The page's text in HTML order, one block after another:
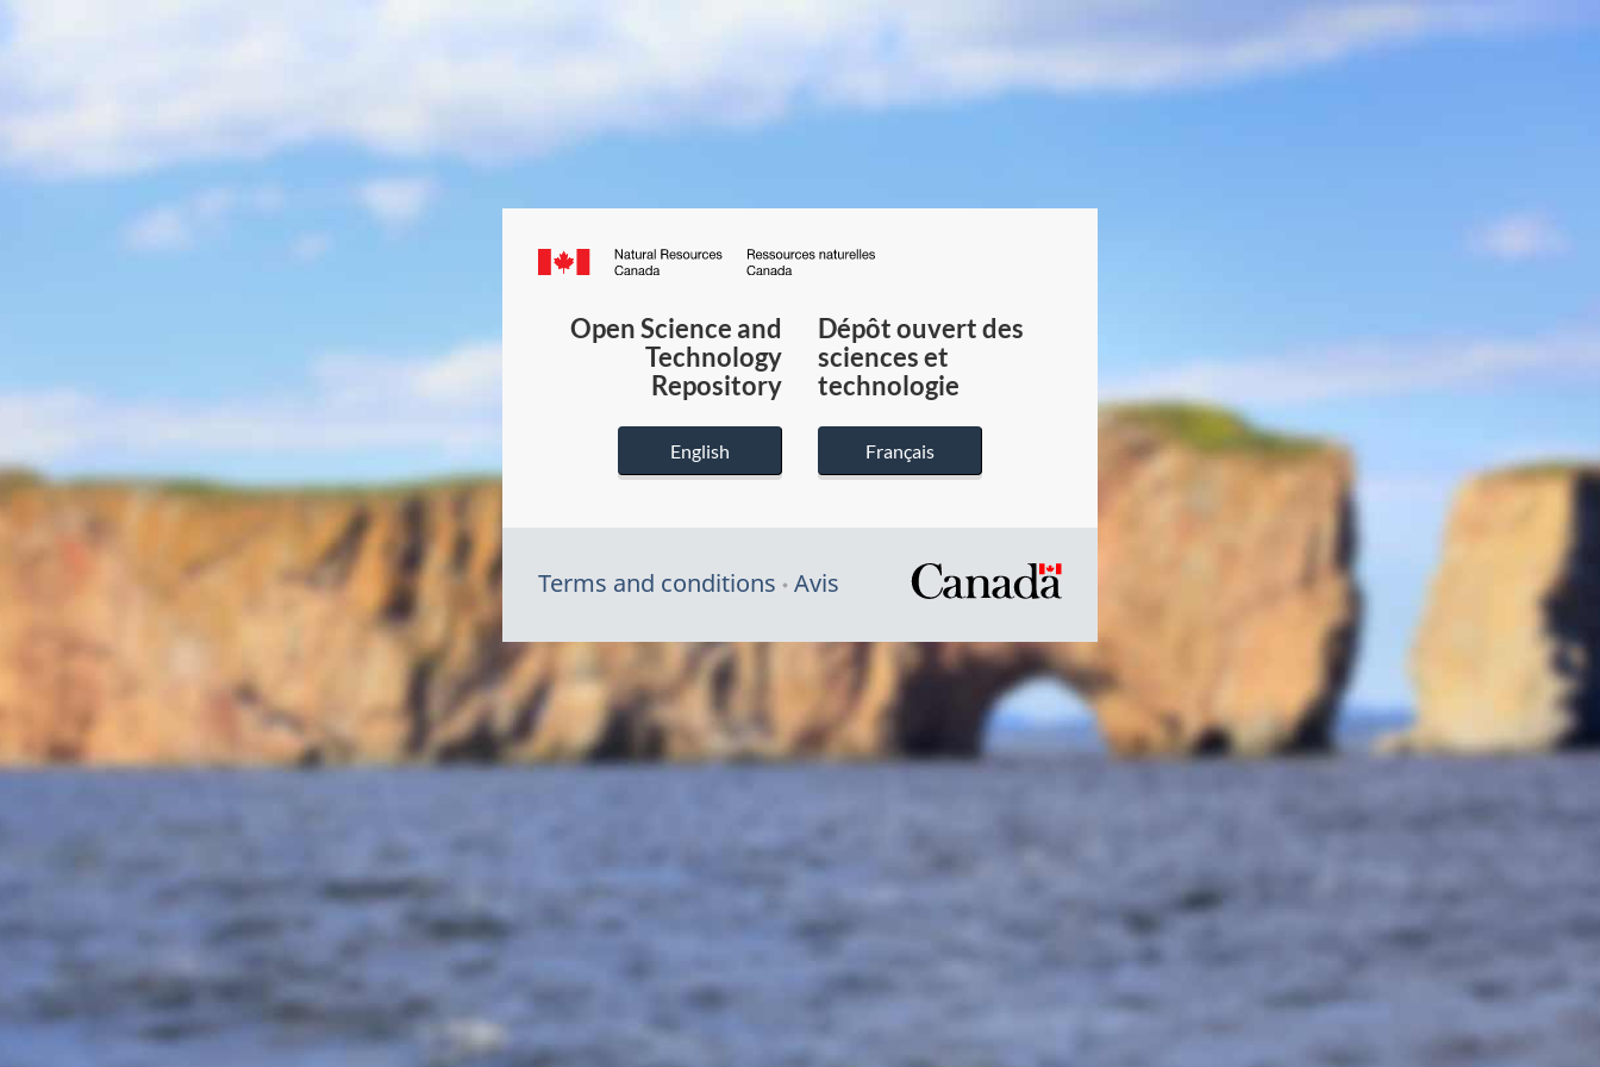
Canada.ca
du
Canada
Open Science and
Technology
Repository
English
Dépôt ouvert des
sciences et
technologie
Français
Terms and conditions Avis
/
du
gouvernement
du